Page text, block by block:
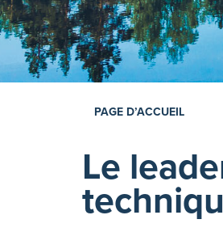
PAGE D’ACCUEIL
Le